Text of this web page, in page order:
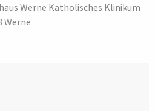
Werne Katholisches Klinikum
Werne